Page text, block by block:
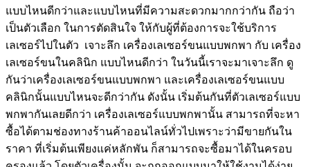
แบบไหนดีกว่าและแบบไหนที่มีความสะดวกมากกว่ากัน ถือว่า
เป็นตัวเลือก ในการตัดสินใจ ให้กับผู้ที่ต้องการจะใช้บริการ
เลเซอร์ไปในตัว เจาะลึก เครื่องเลเซอร์ขนแบบพกพา กับ เครื่อง
เลเซอร์ขนในคลินิก แบบไหนดีกว่า ในวันนี้เราจะมาเจาะลึก ดู
กันว่าเครื่องเลเซอร์ขนแบบพกพา และเครื่องเลเซอร์ขนแบบ
คลินิกนั้นแบบไหนจะดีกว่ากัน ดังนั้น เริ่มต้นกันที่ตัวเลเซอร์แบบ
พกพากันเลยดีกว่า เครื่องเลเซอร์แบบพกพานั้น สามารถที่จะหา
ซื้อได้ตามช่องทางร้านค้าออนไลน์ทั่วไปเพราะว่ามีขายกันใน
ราคา ที่เริ่มต้นเพียงแค่หลักพัน ก็สามารถจะซื้อมาได้ในครอบ